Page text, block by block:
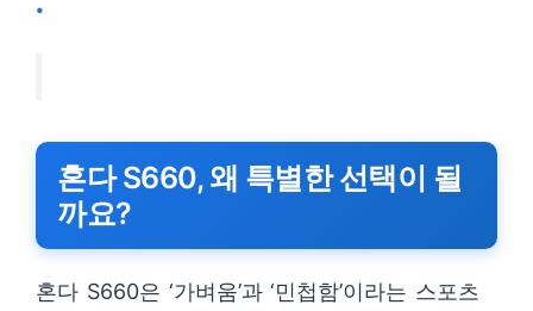
혼다 S660, 왜 특별한 선택이 될
까요?
혼다 S660은 ‘가벼움’과 ‘민첩함’이라는 스포츠